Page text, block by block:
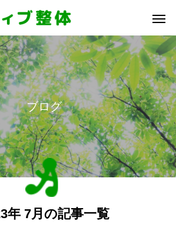
ブログ
年 7月の記事一覧